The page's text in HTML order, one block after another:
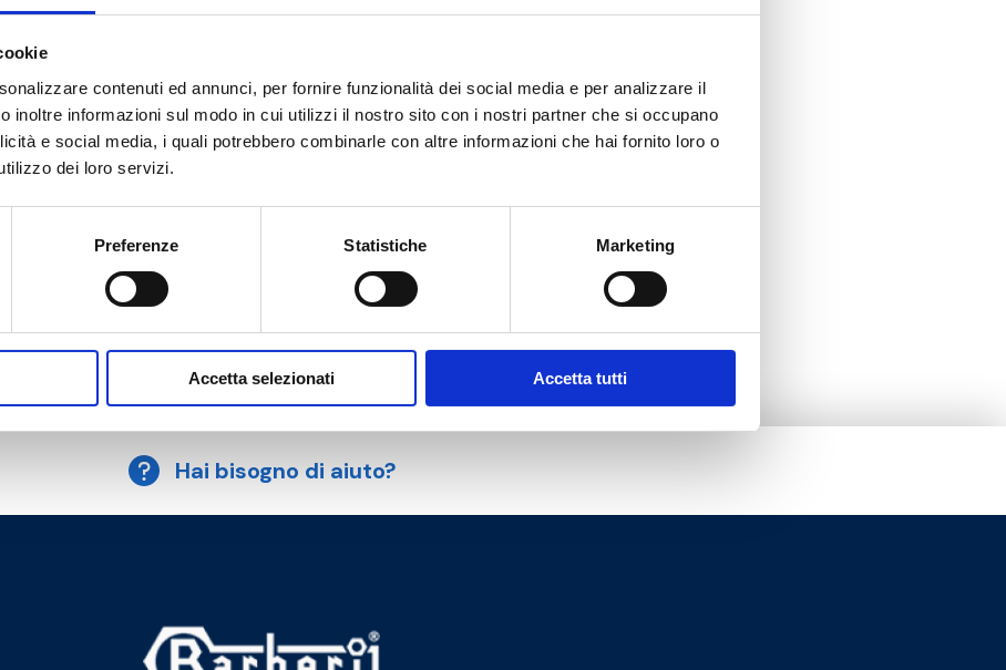
contenuti ed annunci, per fornire funzionalità dei social media e per analizzare il
inoltre informazioni sul modo in cui utilizzi il nostro sito con i nostri partner che si occupano
e social media, i quali potrebbero combinarle con altre informazioni che hai fornito loro o
dei loro servizi.
Preferenze Statistiche Marketing
Accetta selezionati Accetta tutti
Hai bisogno di aiuto?